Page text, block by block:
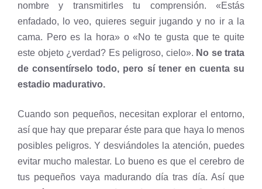
nombre y transmitirles tu comprensión. «Estás
enfadado, lo veo, quieres seguir jugando y no ir a la
cama. Pero es la hora» o «No te gusta que te quite
este objeto ¿verdad? Es peligroso, cielo». No se trata
de consentírselo todo, pero sí tener en cuenta su
estadio madurativo.
Cuando son pequeños, necesitan explorar el entorno,
así que hay que preparar éste para que haya lo menos
posibles peligros. Y desviándoles la atención, puedes
evitar mucho malestar. Lo bueno es que el cerebro de
tus pequeños vaya madurando día tras día. Así que